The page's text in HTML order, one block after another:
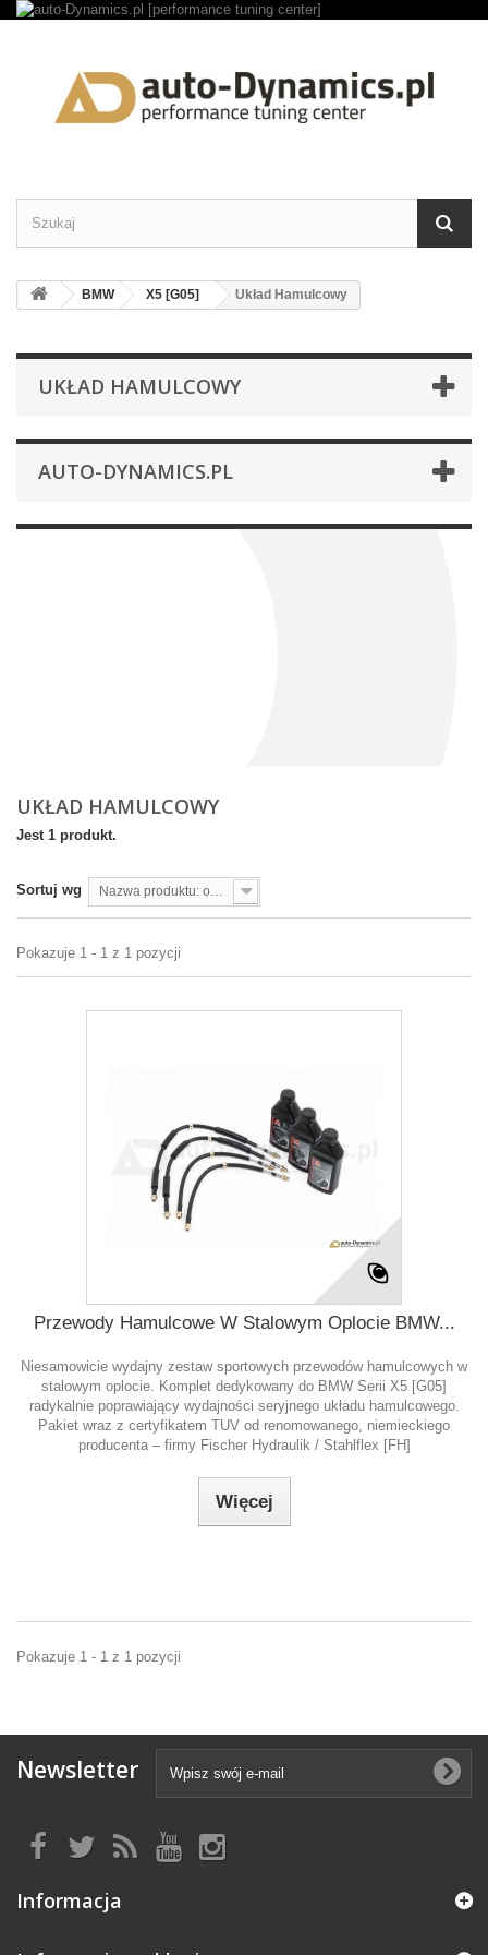
BMW X5 [G05] Układ Hamulcowy
UKŁAD HAMULCOWY
AUTO-DYNAMICS.PL
UKŁAD HAMULCOWY
Jest 1 produkt.
Sortuj wg Nazwa produktu: od A do Z
Pokazuje 1 - 1 z 1 pozycji
Przewody Hamulcowe W Stalowym Oplocie BMW...
Niesamowicie wydajny zestaw sportowych przewodów hamulcowych w
stalowym oplocie. Komplet dedykowany do BMW Serii X5 [G05]
radykalnie poprawiający wydajności seryjnego układu hamulcowego.
Pakiet wraz z certyfikatem TUV od renomowanego, niemieckiego
producenta – firmy Fischer Hydraulik / Stahlflex [FH]
Więcej
Pokazuje 1 - 1 z 1 pozycji
Newsletter
Informacja